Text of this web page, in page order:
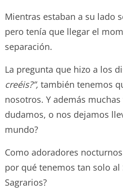
Mientras estaban a su lado
pero tenía que llegar el
separación.
La pregunta que hizo a los
creéis?”, también tenemos
nosotros. Y además muchas
dudamos, o nos dejamos
mundo?
Como adoradores
por qué tenemos tan solo al
Sagrarios?